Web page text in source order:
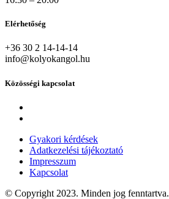
Elérhetőség
+36 30 2 14-14-14
info@kolyokangol.hu
Közösségi kapcsolat
Gyakori kérdések
Adatkezelési tájékoztató
Impresszum
Kapcsolat
© Copyright 2023. Minden jog fenntartva.